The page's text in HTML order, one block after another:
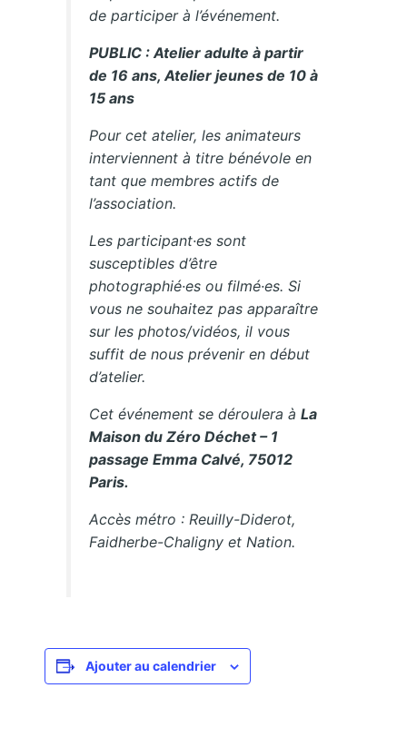
de participer à l’événement.
PUBLIC : Atelier adulte à partir
de 16 ans, Atelier jeunes de 10 à
15 ans
Pour cet atelier, les animateurs
interviennent à titre bénévole en
tant que membres actifs de
l’association.
Les participant·es sont
susceptibles d’être
photographié·es ou filmé·es. Si
vous ne souhaitez pas apparaître
sur les photos/vidéos, il vous
suffit de nous prévenir en début
d’atelier.
Cet événement se déroulera àLa
Maison du Zéro Déchet – 1
passage Emma Calvé, 75012
Paris.
Accès métro : Reuilly-Diderot,
Faidherbe-Chaligny et Nation.
Ajouter au calendrier